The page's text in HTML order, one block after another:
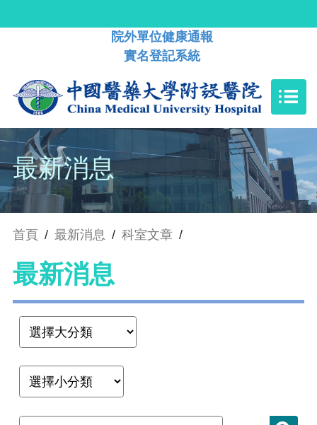
院外單位健康通報
實名登記系統
最新消息
首頁 / 最新消息 / 科室文章 /
最新消息